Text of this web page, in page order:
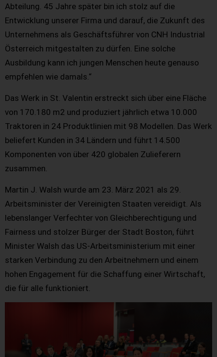
Abteilung. 45 Jahre später bin ich stolz auf die
Entwicklung unserer Firma und darauf, die Zukunft des
Unternehmens als Geschäftsführer von CNH Industrial
Österreich mitgestalten zu dürfen. Eine solche
Ausbildung kann ich jungen Menschen heute genauso
empfehlen wie damals.“
Das Werk in St. Valentin erstreckt sich über eine Fläche
von 170.180 m2 und produziert jährlich etwa 10.000
Traktoren in 24 Produktlinien mit 98 Modellen. Das Werk
beliefert Kunden in 34 Ländern und führt 14.500
Komponenten von über 420 globalen Zulieferern
zusammen.
Martin J. Walsh wurde am 23. März 2021 als 29.
Arbeitsminister der Vereinigten Staaten vereidigt. Als
lebenslanger Verfechter von Gleichberechtigung und
Fairness und stolzer Bürger der Stadt Boston, führt
Minister Walsh das US-Arbeitsministerium mit einer
starken Verbindung zu den Arbeitnehmern und einem
hohen Engagement für die Schaffung einer Wirtschaft,
die für alle funktioniert.